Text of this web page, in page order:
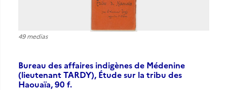
49 medias
Bureau des affaires indigènes de Médenine
(lieutenant TARDY), Étude sur la tribu des
Haouaïa, 90 f.